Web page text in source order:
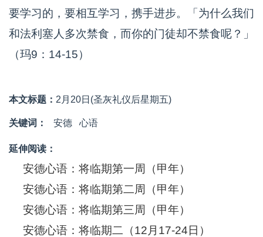
要学习的，要相互学习，携手进步。「为什么我们
和法利塞人多次禁食，而你的门徒却不禁食呢？」
（玛9：14-15）
本文标题： 2月20日(圣灰礼仪后星期五)
关键词： 安德 心语
延伸阅读：
安德心语：将临期第一周（甲年）
安德心语：将临期第二周（甲年）
安德心语：将临期第三周（甲年）
安德心语：将临期二（12月17-24日）